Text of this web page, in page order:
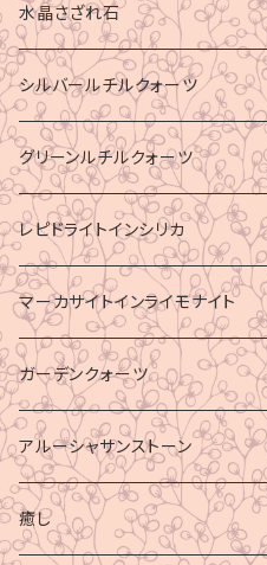
水晶さざれ石
シルバールチルクォーツ
グリーンルチルクォーツ
レピドライトインシリカ
マーカサイトインライモナイト
ガーデンクォーツ
アルーシャサンストーン
癒し